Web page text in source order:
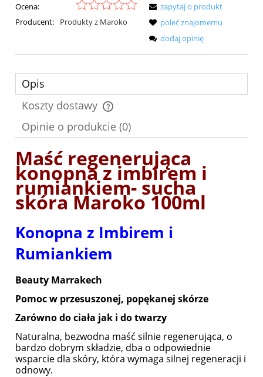
Ocena:
Producent:
Produkty z Maroko
zapytaj o produkt
poleć znajomemu
dodaj opinię
Opis
Koszty dostawy
Cena nie zawiera ewentualnych kosztów płatności
Opinie o produkcie (0)
Maść regenerująca
konopna z imbirem i
rumiankiem- sucha
skóra Maroko 100ml
Konopna z Imbirem i
Rumiankiem
Beauty Marrakech
Pomoc w przesuszonej, popękanej skórze
Zarówno do ciała jak i do twarzy
Naturalna, bezwodna maść silnie regenerująca, o
bardzo dobrym składzie, dba o odpowiednie
wsparcie dla skóry, która wymaga silnej regeneracji i
odnowy.